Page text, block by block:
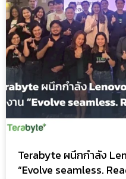
Terabyte ผนึกกำลัง
“Evolve seamless.